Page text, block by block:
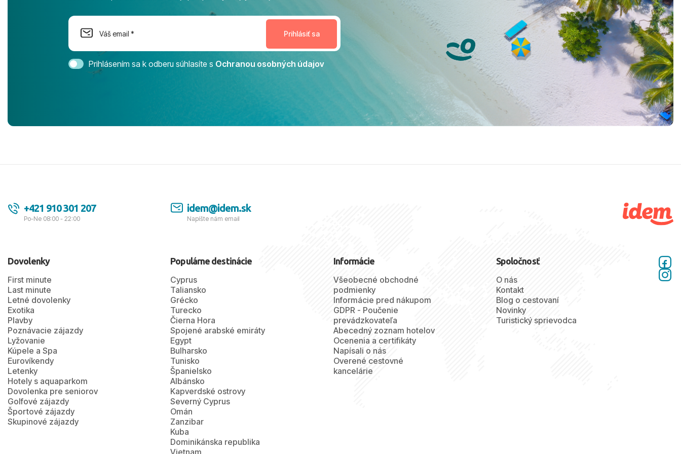
na moment nenudil, no zároveň bol
dostatok priestoru na dokonalý relax. ​
Magic Life Jacaranda môžeme s čistým
svedomím odporučiť každému, kto hľadá
bezstarostnú dovolenku na vysokej
úrovni. Všetko bolo zabezpečené na
tešíme, kam s nami vyrazíte nabudúce!
Ďakujeme za skvelé spomienky. ​S
pozdravom a prianím mnohých ďalších
Prihlásením sa k odberu súhlasíte s Ochranou osobných údajov
+421 910 301 207
Po-Ne 08:00 - 22:00
idem@idem.sk
Napíšte nám email
Dovolenky
First minute
Last minute
Letné dovolenky
Exotika
Plavby
Poznávacie zájazdy
Lyžovanie
Kúpele a Spa
Eurovíkendy
Letenky
Hotely s aquaparkom
Dovolenka pre seniorov
Golfové zájazdy
Športové zájazdy
Skupinové zájazdy
Populárne destinácie
Cyprus
Taliansko
Grécko
Turecko
Čierna Hora
Spojené arabské emiráty
Egypt
Bulharsko
Tunisko
Španielsko
Albánsko
Kapverdské ostrovy
Severný Cyprus
Omán
Zanzibar
Kuba
Dominikánska republika
Informácie
Všeobecné obchodné
podmienky
Informácie pred nákupom
GDPR - Poučenie
prevádzkovateľa
Abecedný zoznam hotelov
Ocenenia a certifikáty
Napísali o nás
Overené cestovné
kancelárie
Spoločnosť
O nás
Kontakt
Blog o cestovaní
Novinky
Turistický sprievodca